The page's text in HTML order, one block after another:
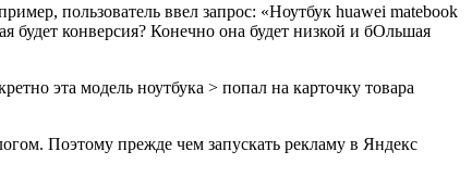
пользователь ввел запрос: «Ноутбук huawei matebook
будет конверсия? Конечно она будет низкой и бОльшая
эта модель ноутбука > попал на карточку товара
Поэтому прежде чем запускать рекламу в Яндекс